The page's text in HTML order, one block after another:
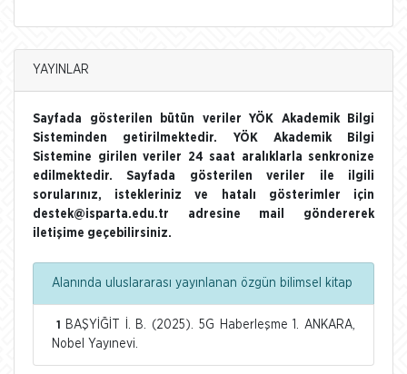
YAYINLAR
Sayfada gösterilen bütün veriler YÖK Akademik Bilgi
Sisteminden getirilmektedir. YÖK Akademik Bilgi
Sistemine girilen veriler 24 saat aralıklarla senkronize
edilmektedir. Sayfada gösterilen veriler ile ilgili
sorularınız, istekleriniz ve hatalı gösterimler için
destek@isparta.edu.tr adresine mail göndererek
iletişime geçebilirsiniz.
Alanında uluslararası yayınlanan özgün bilimsel kitap
1
BAŞYİĞİT İ. B. (2025). 5G Haberleşme 1. ANKARA,
Nobel Yayınevi.